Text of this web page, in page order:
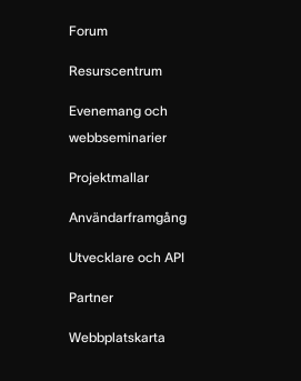
Forum
Resurscentrum
Evenemang och
webbseminarier
Projektmallar
Användarframgång
Utvecklare och API
Partner
Webbplatskarta